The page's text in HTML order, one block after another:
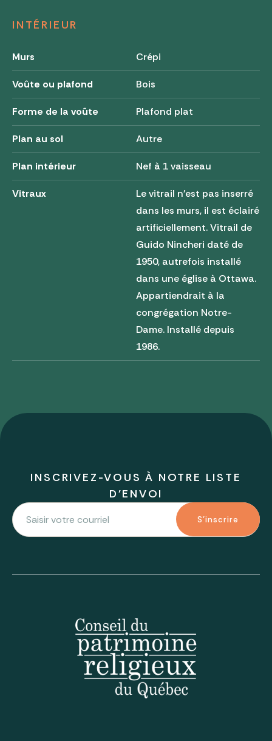
INTÉRIEUR
Murs Crépi
Voûte ou plafond Bois
Forme de la voûte Plafond plat
Plan au sol Autre
Plan intérieur Nef à 1 vaisseau
Vitraux
Le vitrail n'est pas inserré
dans les murs, il est éclairé
artificiellement. Vitrail de
Guido Nincheri daté de
1950, autrefois installé
dans une église à Ottawa.
Appartiendrait à la
congrégation Notre-
Dame. Installé depuis
1986.
INSCRIVEZ-VOUS À NOTRE LISTE
D'ENVOI
S'inscrire